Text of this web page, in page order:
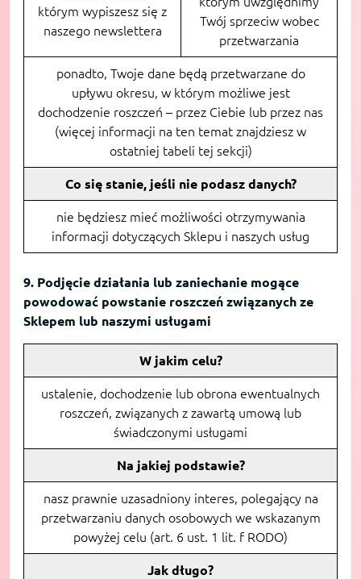
którym wypiszesz się z
naszego newslettera
Twój sprzeciw wobec
przetwarzania
ponadto, Twoje dane będą przetwarzane do
upływu okresu, w którym możliwe jest
dochodzenie roszczeń – przez Ciebie lub przez nas
(więcej informacji na ten temat znajdziesz w
ostatniej tabeli tej sekcji)
Co się stanie, jeśli nie podasz danych?
nie będziesz mieć możliwości otrzymywania
informacji dotyczących Sklepu i naszych usług
9. Podjęcie działania lub zaniechanie mogące
powodować powstanie roszczeń związanych ze
Sklepem lub naszymi usługami
W jakim celu?
ustalenie, dochodzenie lub obrona ewentualnych
roszczeń, związanych z zawartą umową lub
świadczonymi usługami
Na jakiej podstawie?
nasz prawnie uzasadniony interes, polegający na
przetwarzaniu danych osobowych we wskazanym
powyżej celu (art. 6 ust. 1 lit. f RODO)
Jak długo?